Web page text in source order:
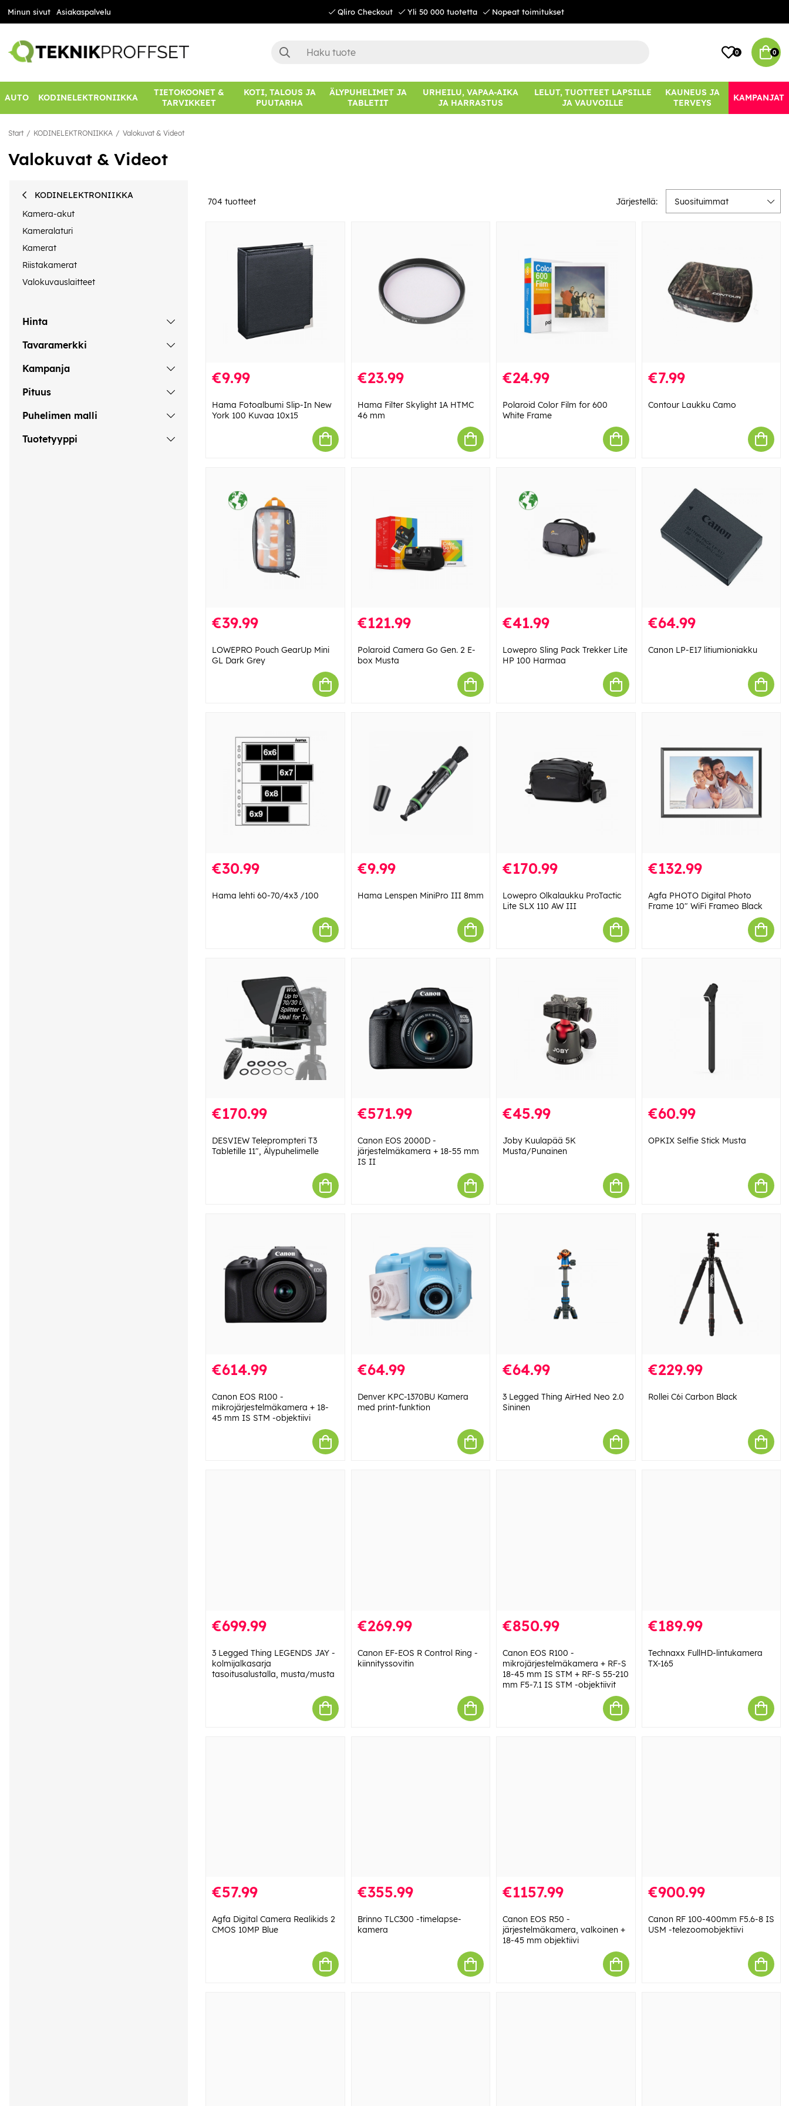
Minun sivut Asiakaspalvelu Qliro Checkout Yli 50 000 tuotetta Nopeat toimitukset
0 0
AUTO KODINELEKTRONIIKKA
TIETOKOONET &
TARVIKKEET
KOTI, TALOUS JA
PUUTARHA
ÄLYPUHELIMET JA
TABLETIT
URHEILU, VAPAA-AIKA
JA HARRASTUS
LELUT, TUOTTEET LAPSILLE
JA VAUVOILLE
KAUNEUS JA
TERVEYS
KAMPANJAT
Start KODINELEKTRONIIKKA Valokuvat & Videot
Valokuvat & Videot
KODINELEKTRONIIKKA
Kamera-akut
Kameralaturi
Kamerat
Riistakamerat
Valokuvauslaitteet
Hinta
Tavaramerkki
Kampanja
Pituus
Puhelimen malli
Tuotetyyppi
704 tuotteet Järjestellä: Suosituimmat
€9.99
Hama Fotoalbumi Slip-In New
York 100 Kuvaa 10x15
€23.99
Hama Filter Skylight 1A HTMC
46 mm
€24.99
Polaroid Color Film for 600
White Frame
€7.99
Contour Laukku Camo
€39.99
LOWEPRO Pouch GearUp Mini
GL Dark Grey
€121.99
Polaroid Camera Go Gen. 2 E-
box Musta
€41.99
Lowepro Sling Pack Trekker Lite
HP 100 Harmaa
€64.99
Canon LP-E17 litiumioniakku
€30.99
Hama lehti 60-70/4x3 /100
€9.99
Hama Lenspen MiniPro III 8mm
€170.99
Lowepro Olkalaukku ProTactic
Lite SLX 110 AW III
€132.99
Agfa PHOTO Digital Photo
Frame 10" WiFi Frameo Black
€170.99
DESVIEW Teleprompteri T3
Tabletille 11", Älypuhelimelle
€571.99
Canon EOS 2000D -
järjestelmäkamera + 18-55 mm
IS II
€45.99
Joby Kuulapää 5K
Musta/Punainen
€60.99
OPKIX Selfie Stick Musta
€614.99
Canon EOS R100 -
mikrojärjestelmäkamera + 18-
45 mm IS STM -objektiivi
€64.99
Denver KPC-1370BU Kamera
med print-funktion
€64.99
3 Legged Thing AirHed Neo 2.0
Sininen
€229.99
Rollei C6i Carbon Black
€699.99
3 Legged Thing LEGENDS JAY -
kolmijalkasarja
tasoitusalustalla, musta/musta
€269.99
Canon EF-EOS R Control Ring -
kiinnityssovitin
€850.99
Canon EOS R100 -
mikrojärjestelmäkamera + RF-S
18-45 mm IS STM + RF-S 55-210
mm F5-7.1 IS STM -objektiivit
€189.99
Technaxx FullHD-lintukamera
TX-165
€57.99
Agfa Digital Camera Realikids 2
CMOS 10MP Blue
€355.99
Brinno TLC300 -timelapse-
kamera
€1157.99
Canon EOS R50 -
järjestelmäkamera, valkoinen +
18-45 mm objektiivi
€900.99
Canon RF 100-400mm F5.6-8 IS
USM -telezoomobjektiivi